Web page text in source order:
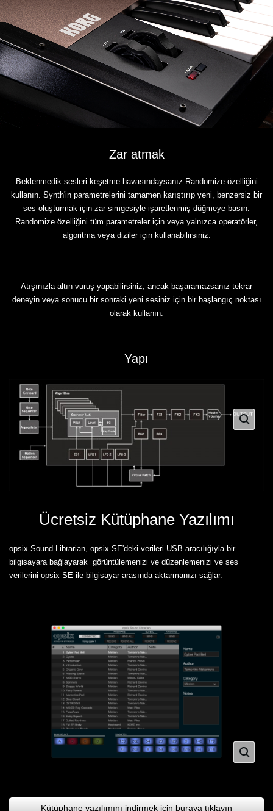
Zar atmak
Beklenmedik sesleri keşetme havasındaysanız Randomize özelliğini
kullanın. Synth'in parametrelerini tamamen karıştırıp yeni, benzersiz bir
ses oluşturmak için zar simgesiyle işaretlenmiş düğmeye basın.
Randomize özelliğini tüm parametreler için veya yalnızca operatörler,
algoritma veya diziler için kullanabilirsiniz.
Atışınızla altın vuruş yapabilirsiniz, ancak başaramazsanız tekrar
deneyin veya sonucu bir sonraki yeni sesiniz için bir başlangıç noktası
olarak kullanın.
Yapı
Ücretsiz Kütüphane Yazılımı
opsix Sound Librarian, opsix SE'deki verileri USB aracılığıyla bir
bilgisayara bağlayarak görüntülemenizi ve düzenlemenizi ve ses
verilerini opsix SE ile bilgisayar arasında aktarmanızı sağlar.
Kütüphane yazılımını indirmek için buraya tıklayın